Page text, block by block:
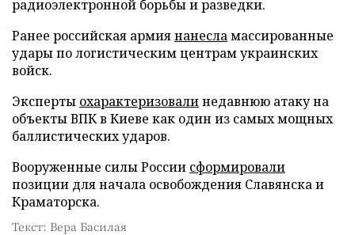
радиоэлектронной борьбы и разведки.
Ранее российская армиянанесламассированные
удары по логистическим центрам украинских
войск.
Эксперты охарактеризовалинедавнюю атаку на
объекты ВПК в Киеве как один из самых мощных
баллистических ударов.
Вооруженные силы России сформировали
позиции для начала освобождения Славянска и
Краматорска.
Текст: Вера Басилая